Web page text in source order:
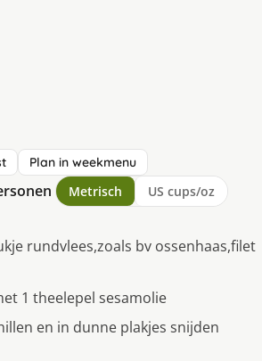
Plan in weekmenu
Metrisch US cups/oz
rundvlees,zoals bv ossenhaas,filet
1 theelepel sesamolie
en in dunne plakjes snijden